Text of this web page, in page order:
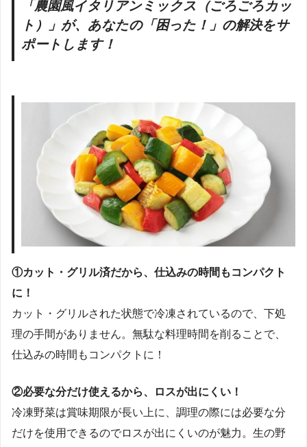
「農園風イタリアンミックス（ごろごろカッ
ト）」が、あなたの「困った！」の解決をサ
ポートします！
①カット・グリル済だから、仕込みの時間もコンパクト
に！
カット・グリルされた状態で冷凍されているので、下処
理の手間がありません。無駄な料理時間を削ることで、
仕込みの時間もコンパクトに！
②必要な分だけ使えるから、ロスが出にくい！
冷凍野菜は賞味期限が長い上に、調理の際には必要な分
だけを使用できるのでロスが出にくいのが魅力。生の野